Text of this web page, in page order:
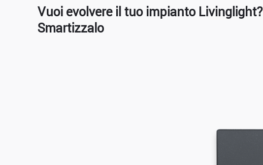
Vuoi evolvere il tuo impianto Livinglight?
Smartizzalo